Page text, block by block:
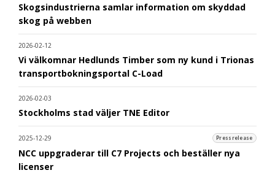
Skogsindustrierna samlar information om skyddad
skog på webben
2026-02-12
Vi välkomnar Hedlunds Timber som ny kund i Trionas
transportbokningsportal C-Load
2026-02-03
Stockholms stad väljer TNE Editor
2025-12-29 Pressrelease
NCC uppgraderar till C7 Projects och beställer nya
licenser